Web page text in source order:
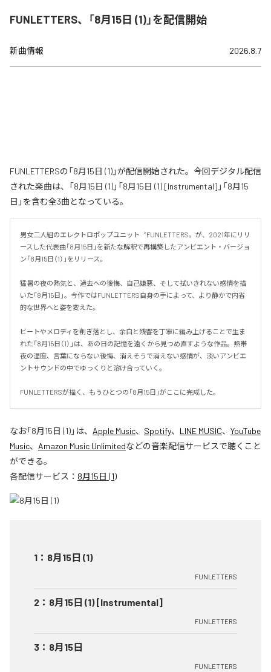
FUNLETTERS、「8月15日 (1)」を配信開始
新曲情報 2026.8.7
FUNLETTERSの「8月15日 (1)」が配信開始された。今回デジタル配信
された楽曲は、「8月15日 (1)」「8月15日 (1) [Instrumental]」「8月15
日」を含む全3曲となっている。
男女二人組のエレクトロポップユニット〝FUNLETTERS〟が、2021年にリリ
ースした代表曲「8月15日」を新たな解釈で再構築したアンビエント・バージョ
ン「8月15日（1）」をリリース。
猛暑の夜の熱気と、過去への後悔、自己嫌悪、そして拭いきれない感情を描
いた「8月15日」。今作ではFUNLETTERS自身の手によって、より静かで内省
的な世界へと姿を変えた。
ビートやメロディを削ぎ落とし、余白と残響を丁寧に編み上げることで生ま
れた「8月15日（1）」は、あの日の記憶を遠くから見つめ直すような作品。熱帯
夜の湿度、言葉にならない後悔、消えそうで消えない感情が、淡いアンビエ
ントサウンドの中でゆっくりと溶け合っていく。
FUNLETTERSが描く、もうひとつの「8月15日」がここに完成した。
なお「8月15日 (1)」は、 Apple Music、 Spotify、 LINE MUSIC、 YouTube
Music、 Amazon Music Unlimitedなどの音楽配信サービスで聴くこと
ができる。
各配信サービス： 8月15日 (1)
1 ： 8月15日 (1)
FUNLETTERS
2 ： 8月15日 (1) [Instrumental]
FUNLETTERS
3 ： 8月15日
FUNLETTERS